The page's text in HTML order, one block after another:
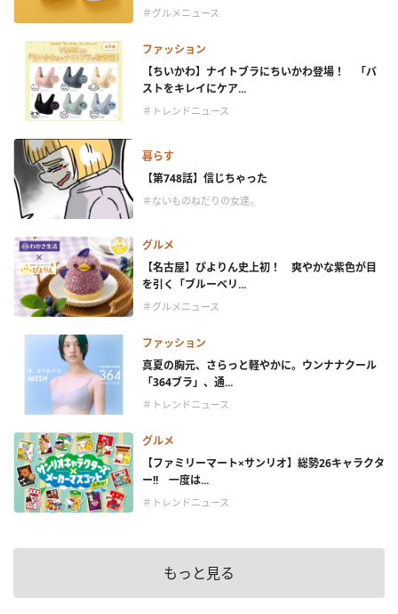
＃グルメニュース
ファッション
【ちいかわ】ナイトブラにちいかわ登場！ 「バ
ストをキレイにケア...
＃トレンドニュース
暮らす
【第748話】信じちゃった
＃ないものねだりの女達。
グルメ
【名古屋】ぴよりん史上初！ 爽やかな紫色が目
を引く「ブルーベリ...
＃グルメニュース
ファッション
真夏の胸元、さらっと軽やかに。ウンナナクール
「364ブラ」、通...
＃トレンドニュース
グルメ
【ファミリーマート×サンリオ】総勢26キャラクタ
ー!! 一度は...
＃トレンドニュース
もっと見る